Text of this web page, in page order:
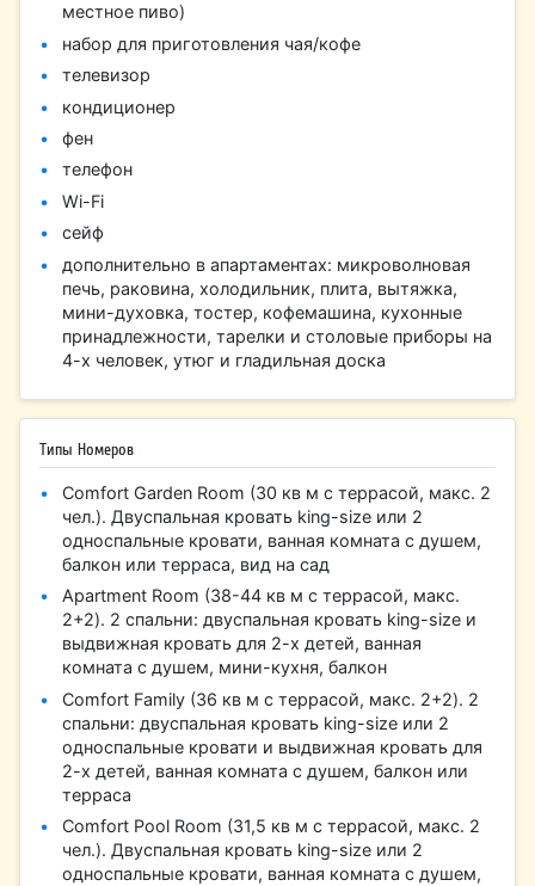
местное пиво)
набор для приготовления чая/кофе
телевизор
кондиционер
фен
телефон
Wi-Fi
сейф
дополнительно в апартаментах: микроволновая
печь, раковина, холодильник, плита, вытяжка,
мини-духовка, тостер, кофемашина, кухонные
принадлежности, тарелки и столовые приборы на
4-х человек, утюг и гладильная доска
Типы Номеров
Comfort Garden Room (30 кв м с террасой, макс. 2
чел.). Двуспальная кровать king-size или 2
односпальные кровати, ванная комната с душем,
балкон или терраса, вид на сад
Apartment Room (38-44 кв м с террасой, макс.
2+2). 2 спальни: двуспальная кровать king-size и
выдвижная кровать для 2-х детей, ванная
комната с душем, мини-кухня, балкон
Comfort Family (36 кв м с террасой, макс. 2+2). 2
спальни: двуспальная кровать king-size или 2
односпальные кровати и выдвижная кровать для
2-х детей, ванная комната с душем, балкон или
терраса
Comfort Pool Room (31,5 кв м с террасой, макс. 2
чел.). Двуспальная кровать king-size или 2
односпальные кровати, ванная комната с душем,